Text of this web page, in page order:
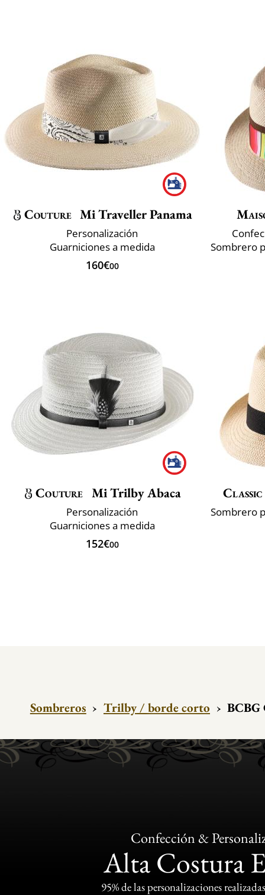
Couture Mi Traveller Panama
Personalización
Guarniciones a medida
160€00
Couture Mi Trilby Abaca
Personalización
Guarniciones a medida
152€00
Sombreros › Trilby / borde corto › BCBG
Confección &
Alta Costura
95% de las personalizaciones